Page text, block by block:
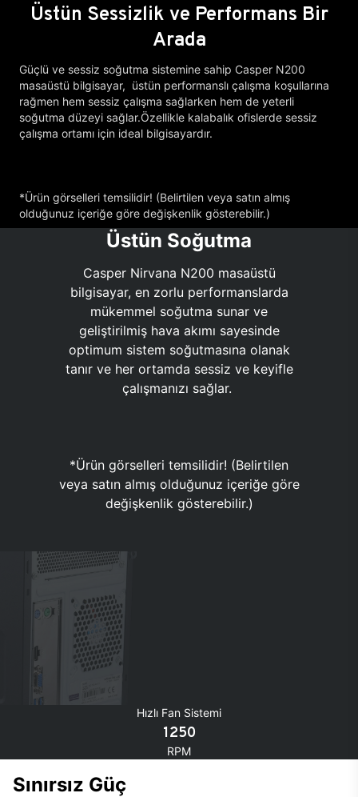
Üstün Sessizlik ve Performans Bir
Arada
Güçlü ve sessiz soğutma sistemine sahip Casper N200
masaüstü bilgisayar, üstün performanslı çalışma koşullarına
rağmen hem sessiz çalışma sağlarken hem de yeterli
soğutma düzeyi sağlar.Özellikle kalabalık ofislerde sessiz
çalışma ortamı için ideal bilgisayardır.
*Ürün görselleri temsilidir! (Belirtilen veya satın almış
olduğunuz içeriğe göre değişkenlik gösterebilir.)
Üstün Soğutma
Casper Nirvana N200 masaüstü
bilgisayar, en zorlu performanslarda
mükemmel soğutma sunar ve
geliştirilmiş hava akımı sayesinde
optimum sistem soğutmasına olanak
tanır ve her ortamda sessiz ve keyifle
çalışmanızı sağlar.
*Ürün görselleri temsilidir! (Belirtilen
veya satın almış olduğunuz içeriğe göre
değişkenlik gösterebilir.)
Hızlı Fan Sistemi
1250
RPM
Sınırsız Güç